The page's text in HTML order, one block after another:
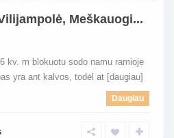
Meškauogi...
kv. m blokuotu sodo namu ramioje
yra ant kalvos, todėl at [daugiau]
Daugiau